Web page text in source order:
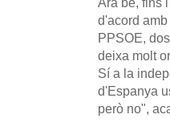
d'acord
PPSOE,
deixa molt
Sí a la
d'Espanya
però no",